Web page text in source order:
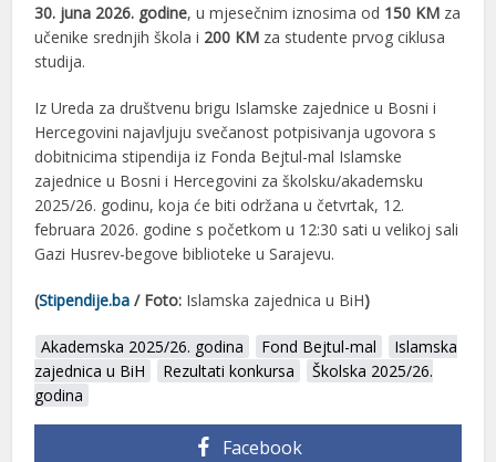
30. juna 2026. godine, u mjesečnim iznosima od 150 KM za
učenike srednjih škola i 200 KM za studente prvog ciklusa
studija.
Iz Ureda za društvenu brigu Islamske zajednice u Bosni i
Hercegovini najavljuju svečanost potpisivanja ugovora s
dobitnicima stipendija iz Fonda Bejtul-mal Islamske
zajednice u Bosni i Hercegovini za školsku/akademsku
2025/26. godinu, koja će biti održana u četvrtak, 12.
februara 2026. godine s početkom u 12:30 sati u velikoj sali
Gazi Husrev-begove biblioteke u Sarajevu.
(Stipendije.ba / Foto: Islamska zajednica u BiH)
Akademska 2025/26. godina Fond Bejtul-mal
Islamska
zajednica u BiH
Rezultati konkursa
Školska 2025/26.
godina
Facebook